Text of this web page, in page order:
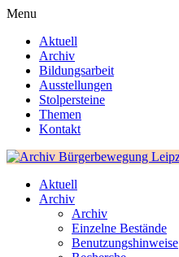
Menu
Aktuell
Archiv
Bildungsarbeit
Ausstellungen
Stolpersteine
Themen
Kontakt
Aktuell
Archiv
Archiv
Einzelne Bestände
Benutzungshinweise